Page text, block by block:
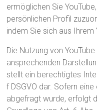
ermöglichen Sie
persönlichen Profil
indem Sie sich aus Ihrem
Die Nutzung von
ansprechenden
stellt ein berechtigtes
f DSGVO dar. Sofern
abgefragt wurde, erfolgt